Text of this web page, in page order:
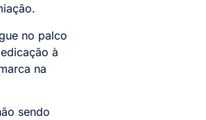
no palco
à
na
sendo